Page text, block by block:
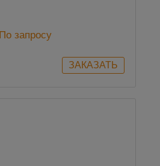
По запросу